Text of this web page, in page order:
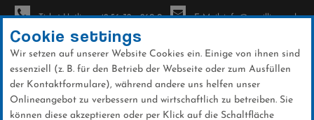
Direkt
zum
Ticket-Hotline: +49 56 32 - 960-0 E-Mail: info@sc-willingen.de
Cookie settings
Wir setzen auf unserer Website Cookies ein. Einige von ihnen sind
essenziell (z. B. für den Betrieb der Webseite oder zum Ausfüllen
der Kontaktformulare), während andere uns helfen unser
Onlineangebot zu verbessern und wirtschaftlich zu betreiben. Sie
können diese akzeptieren oder per Klick auf die Schaltfläche